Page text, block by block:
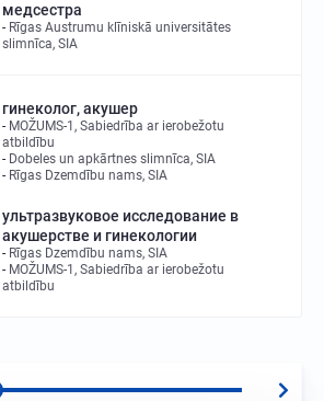
медсестра
Rīgas Austrumu klīniskā universitātes
slimnīca, SIA
гинеколог, акушер
MOŽUMS-1, Sabiedrība ar ierobežotu
atbildību
Dobeles un apkārtnes slimnīca, SIA
Rīgas Dzemdību nams, SIA
ультразвуковое исследование в
акушерстве и гинекологии
Rīgas Dzemdību nams, SIA
MOŽUMS-1, Sabiedrība ar ierobežotu
atbildību